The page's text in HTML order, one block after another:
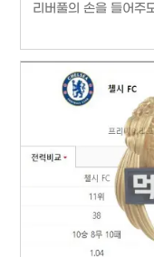
리버풀의 손을 들어주